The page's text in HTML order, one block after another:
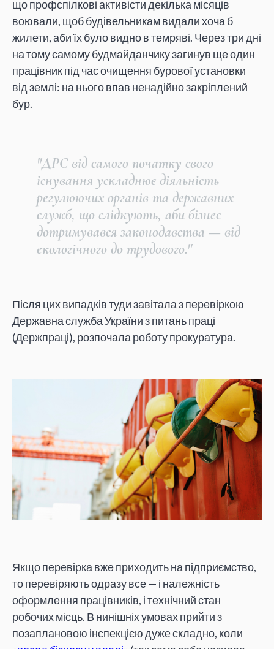
що профспілкові активісти декілька місяців
воювали, щоб будівельникам видали хоча б
жилети, аби їх було видно в темряві. Через три дні
на тому самому будмайданчику загинув ще один
працівник під час очищення бурової установки
від землі: на нього впав ненадійно закріплений
бур.
"ДРС від самого початку свого
існування ускладнює діяльність
регулюючих органів та державних
служб, що слідкують, аби бізнес
дотримувався законодавства — від
екологічного до трудового."
Після цих випадків туди завітала з перевіркою
Державна служба України з питань праці
(Держпраці), розпочала роботу прокуратура.
Якщо перевірка вже приходить на підприємство,
то перевіряють одразу все — і належність
оформлення працівників, і технічний стан
робочих місць. В нинішніх умовах прийти з
позаплановою інспекцією дуже складно, коли